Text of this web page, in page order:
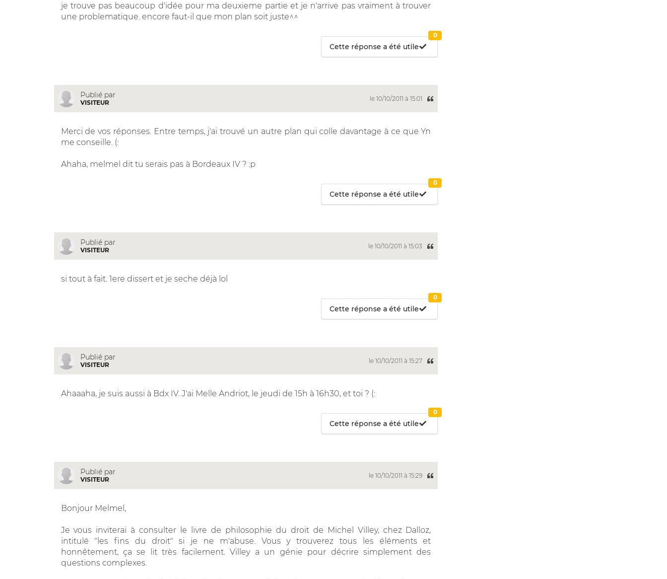
je trouve pas beaucoup d'idée pour ma deuxieme partie et je n'arrive pas vraiment à trouver
une problematique. encore faut-il que mon plan soit juste^^
Cette réponse a été utile
0
Publié par
VISITEUR
le 10/10/2011 à 15:01
Merci de vos réponses. Entre temps, j'ai trouvé un autre plan qui colle davantage à ce que Yn
me conseille. (:
Ahaha, melmel dit tu serais pas à Bordeaux IV ? :p
Cette réponse a été utile
0
Publié par
VISITEUR
le 10/10/2011 à 15:03
si tout à fait. 1ere dissert et je seche déjà lol
Cette réponse a été utile
0
Publié par
VISITEUR
le 10/10/2011 à 15:27
Ahaaaha, je suis aussi à Bdx IV. J'ai Melle Andriot, le jeudi de 15h à 16h30, et toi ? (:
Cette réponse a été utile
0
Publié par
VISITEUR
le 10/10/2011 à 15:29
Bonjour Melmel,
Je vous inviterai à consulter le livre de philosophie du droit de Michel Villey, chez Dalloz,
intitulé "les fins du droit" si je ne m'abuse. Vous y trouverez tous les éléments et
honnêtement, ça se lit très facilement. Villey a un génie pour décrire simplement des
questions complexes.